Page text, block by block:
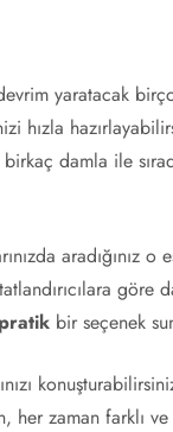
yaratacak
hızla
birkaç damla ile
aradığınız
pratik bir seçenek
her zaman farklı